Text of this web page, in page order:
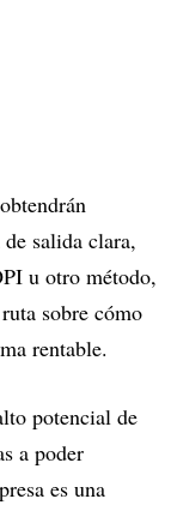
salida clara,
u otro método,
sobre cómo
rentable.
potencial de
a poder
es una